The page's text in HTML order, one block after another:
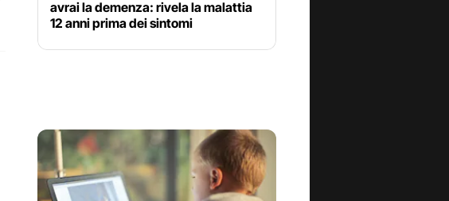
avrai la demenza: rivela la malattia
12 anni prima dei sintomi